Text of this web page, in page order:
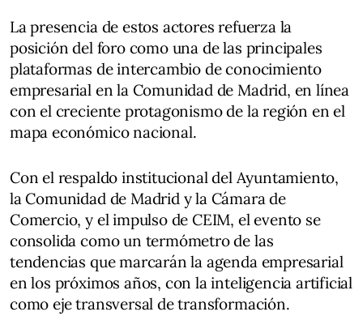
La presencia de estos actores refuerza la
posición del foro como una de las principales
plataformas de intercambio de conocimiento
empresarial en la Comunidad de Madrid, en línea
con el creciente protagonismo de la región en el
mapa económico nacional.
Con el respaldo institucional del Ayuntamiento,
la Comunidad de Madrid y la Cámara de
Comercio, y el impulso de CEIM, el evento se
consolida como un termómetro de las
tendencias que marcarán la agenda empresarial
en los próximos años, con la inteligencia artificial
como eje transversal de transformación.